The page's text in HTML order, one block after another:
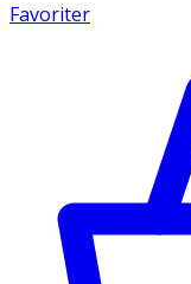
Favoriter